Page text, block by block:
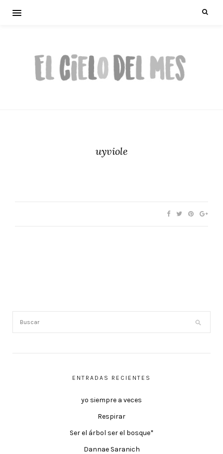
uyviole
ENTRADAS RECIENTES
yo siempre a veces
Respirar
Ser el árbol ser el bosque*
Dannae Saranich